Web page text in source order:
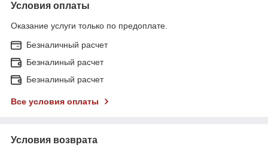
Условия оплаты
Оказание услуги только по предоплате.
Безналичный расчет
Безналиный расчет
Безналиный расчет
Все условия оплаты
Условия возврата